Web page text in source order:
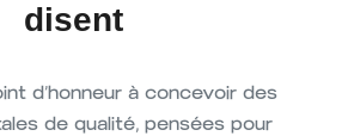
disent
d’honneur à concevoir des
de qualité, pensées pour